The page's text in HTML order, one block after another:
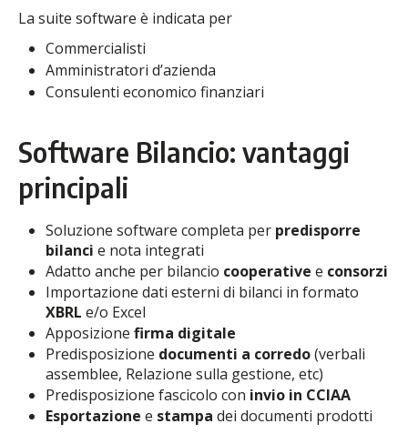
La suite software è indicata per
Commercialisti
Amministratori d’azienda
Consulenti economico finanziari
Software Bilancio: vantaggi
principali
Soluzione software completa per predisporre
bilanci e nota integrati
Adatto anche per bilancio cooperative e consorzi
Importazione dati esterni di bilanci in formato
XBRL e/o Excel
Apposizione firma digitale
Predisposizione documenti a corredo(verbali
assemblee, Relazione sulla gestione, etc)
Predisposizione fascicolo con invio in CCIAA
Esportazione e stampa dei documenti prodotti